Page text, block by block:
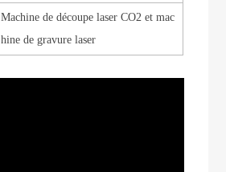
Machine de découpe laser CO2 et mac
hine de gravure laser